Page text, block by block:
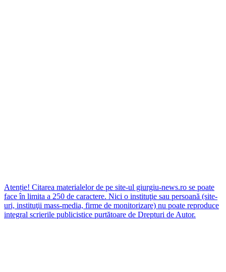
Atenție! Citarea materialelor de pe site-ul giurgiu-news.ro se poate
face în limita a 250 de caractere. Nici o instituţie sau persoană (site-
uri, instituţii mass-media, firme de monitorizare) nu poate reproduce
integral scrierile publicistice purtătoare de Drepturi de Autor.